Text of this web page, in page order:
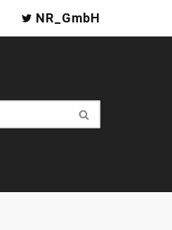
NR_GmbH